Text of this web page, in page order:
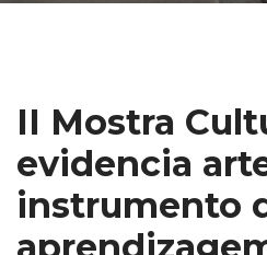
II Mostra
evidencia
instrumento